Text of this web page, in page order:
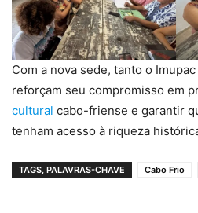
Com a nova sede, tanto o
reforçam seu compromisso em
cultural cabo-friense e garantir
tenham acesso à riqueza
TAGS, PALAVRAS-CHAVE Cabo Frio